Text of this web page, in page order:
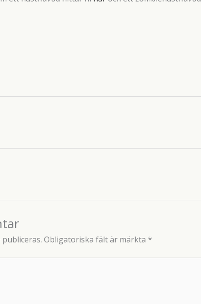
Obligatoriska fält är märkta *